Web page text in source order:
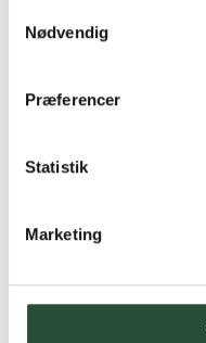
Nødvendig
Præferencer
Statistik
Marketing
10 stk. brusetabletter